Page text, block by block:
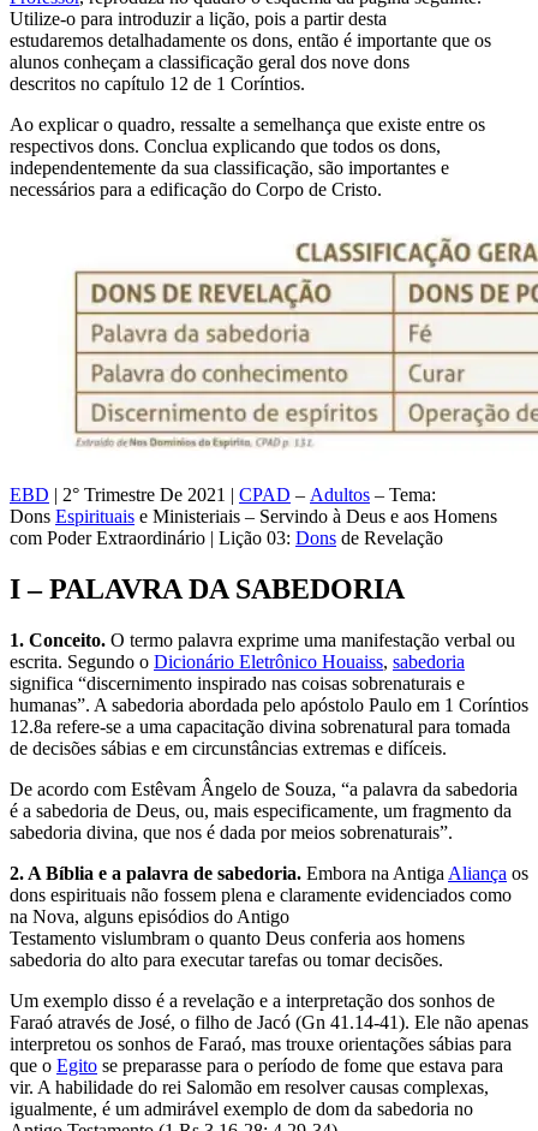
Utilize-o para introduzir a lição, pois a partir desta
estudaremos detalhadamente os dons, então é importante que os
alunos conheçam a classificação geral dos nove dons
descritos no capítulo 12 de 1 Coríntios.
Ao explicar o quadro, ressalte a semelhança que existe entre os
respectivos dons. Conclua explicando que todos os dons,
independentemente da sua classificação, são importantes e
necessários para a edificação do Corpo de Cristo.
EBD | 2° Trimestre De 2021 | CPAD – Adultos – Tema:
Dons Espirituais e Ministeriais – Servindo à Deus e aos Homens
com Poder Extraordinário | Lição 03: Dons de Revelação
I – PALAVRA DA SABEDORIA
1. Conceito. O termo palavra exprime uma manifestação verbal ou
escrita. Segundo o Dicionário Eletrônico Houaiss, sabedoria
significa “discernimento inspirado nas coisas sobrenaturais e
humanas”. A sabedoria abordada pelo apóstolo Paulo em 1 Coríntios
12.8a refere-se a uma capacitação divina sobrenatural para tomada
de decisões sábias e em circunstâncias extremas e difíceis.
De acordo com Estêvam Ângelo de Souza, “a palavra da sabedoria
é a sabedoria de Deus, ou, mais especificamente, um fragmento da
sabedoria divina, que nos é dada por meios sobrenaturais”.
2. A Bíblia e a palavra de sabedoria. Embora na Antiga Aliança os
dons espirituais não fossem plena e claramente evidenciados como
na Nova, alguns episódios do Antigo
Testamento vislumbram o quanto Deus conferia aos homens
sabedoria do alto para executar tarefas ou tomar decisões.
Um exemplo disso é a revelação e a interpretação dos sonhos de
Faraó através de José, o filho de Jacó (Gn 41.14-41). Ele não apenas
interpretou os sonhos de Faraó, mas trouxe orientações sábias para
que o Egito se preparasse para o período de fome que estava para
vir. A habilidade do rei Salomão em resolver causas complexas,
igualmente, é um admirável exemplo de dom da sabedoria no